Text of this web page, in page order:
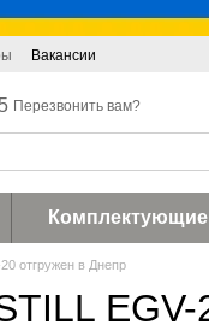
Вакансии
Перезвонить вам?
Комплектующие
отгружен в Днепр
EGV-